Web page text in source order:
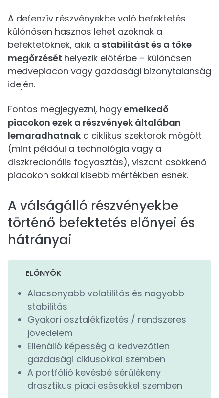
A defenzív részvényekbe való befektetés
különösen hasznos lehet azoknak a
befektetőknek, akik a stabilitást és a tőke
megőrzését helyezik előtérbe – különösen
medvepiacon vagy gazdasági bizonytalanság
idején.
Fontos megjegyezni, hogyemelkedő
piacokon ezek a részvények általában
lemaradhatnak a ciklikus szektorok mögött
(mint például a technológia vagy a
diszkrecionális fogyasztás), viszont csökkenő
piacokon sokkal kisebb mértékben esnek.
A válságálló részvényekbe
történő befektetés előnyei és
hátrányai
ELŐNYÖK
Alacsonyabb volatilitás és nagyobb
stabilitás
Gyakori osztalékfizetés / rendszeres
jövedelem
Ellenálló képesség a kedvezőtlen
gazdasági ciklusokkal szemben
A portfólió kevésbé sérülékeny
drasztikus piaci esésekkel szemben